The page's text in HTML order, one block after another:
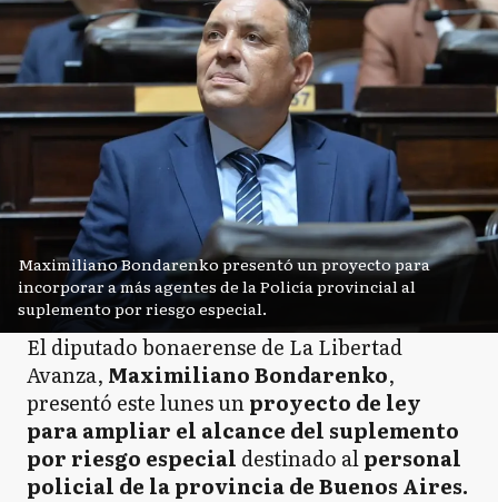
Maximiliano Bondarenko presentó un proyecto para
incorporar a más agentes de la Policía provincial al
suplemento por riesgo especial.
El diputado bonaerense de La Libertad
Avanza, Maximiliano Bondarenko,
presentó este lunes unproyecto de ley
para ampliar el alcance del suplemento
por riesgo especial destinado alpersonal
policial de la provincia de Buenos Aires.